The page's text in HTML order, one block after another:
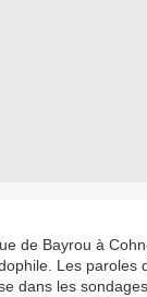
de Bayrou à
Les paroles
dans les